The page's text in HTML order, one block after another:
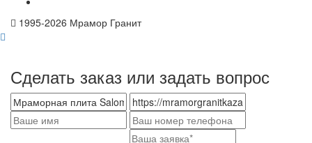
1995-2026 Мрамор Гранит
Сделать заказ или задать вопрос